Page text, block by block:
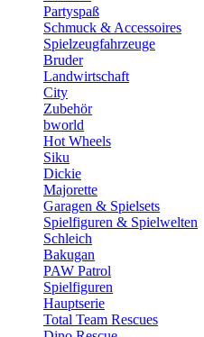
Partyspaß
Schmuck & Accessoires
Spielzeugfahrzeuge
Bruder
Landwirtschaft
City
Zubehör
bworld
Hot Wheels
Siku
Dickie
Majorette
Garagen & Spielsets
Spielfiguren & Spielwelten
Schleich
Bakugan
PAW Patrol
Spielfiguren
Hauptserie
Total Team Rescues